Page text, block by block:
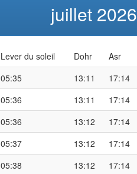
juillet 2026
Lever du soleil Dohr Asr
05:35 13:11 17:14
05:36 13:11 17:14
05:36 13:12 17:14
05:37 13:12 17:14
05:38 13:12 17:14